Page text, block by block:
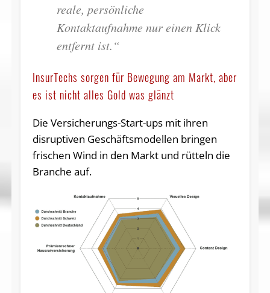
reale, persönliche
Kontaktaufnahme nur einen Klick
entfernt ist.“
InsurTechs sorgen für Bewegung am Markt, aber
es ist nicht alles Gold was glänzt
Die Versicherungs-Start-ups mit ihren
disruptiven Geschäftsmodellen bringen
frischen Wind in den Markt und rütteln die
Branche auf.